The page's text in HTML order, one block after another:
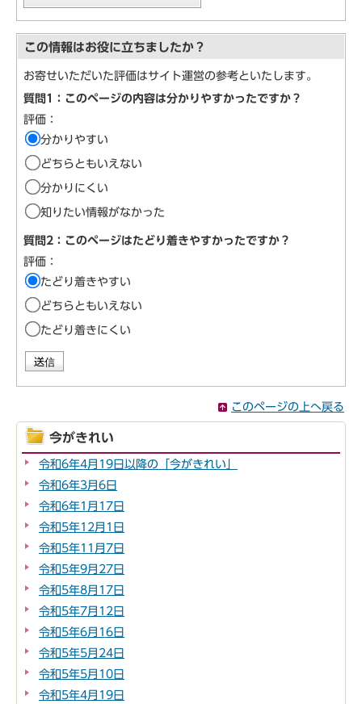
この情報はお役に立ちましたか？
お寄せいただいた評価はサイト運営の参考といたします。
質問1：このページの内容は分かりやすかったですか？
評価：
分かりやすい
どちらともいえない
分かりにくい
知りたい情報がなかった
質問2：このページはたどり着きやすかったですか？
評価：
たどり着きやすい
どちらともいえない
たどり着きにくい
このページの上へ戻る
今がきれい
令和6年4月19日以降の「今がきれい」
令和6年3月6日
令和6年1月17日
令和5年12月1日
令和5年11月7日
令和5年9月27日
令和5年8月17日
令和5年7月12日
令和5年6月16日
令和5年5月24日
令和5年5月10日
令和5年4月19日